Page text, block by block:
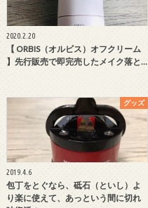
2020.2.20
【 ORBIS（オルビス）オフクリーム
】先行販売で即完売したメイク落と…
グッズ
2019.4.6
包丁をとぐなら、砥石（といし）よ
り楽に使えて、あっという間に切れ